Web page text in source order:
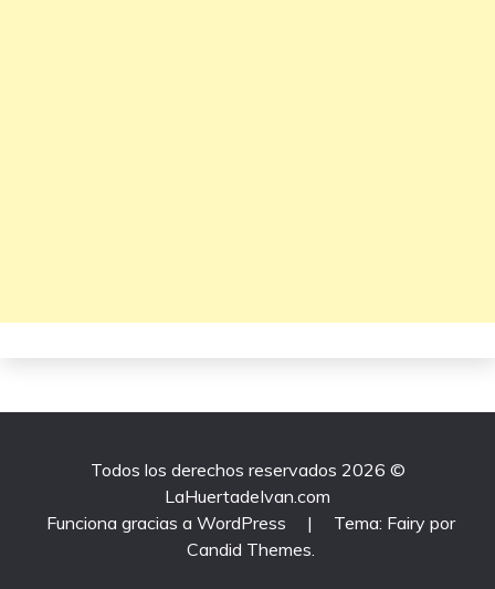
Todos los derechos reservados 2026 ©
LaHuertadeIvan.com
Funciona gracias a WordPress
|
Tema: Fairy por
Candid Themes.